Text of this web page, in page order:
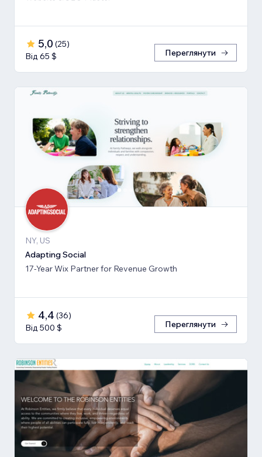
5,0 (25)
Від 65 $
Переглянути
NY, US
Adapting Social
17-Year Wix Partner for Revenue Growth
4,4 (36)
Від 500 $
Переглянути